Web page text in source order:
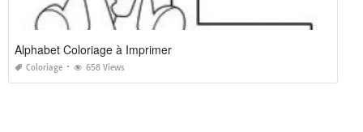
Alphabet Coloriage à Imprimer
Coloriage 658 Views